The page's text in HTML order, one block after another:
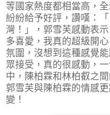
等國家熱度都相當高，
紛紛給予好評，讚嘆：
灣！」，郭雪芙感動表
多喜愛，我真的超級開
氛圍，沒想到這種感覺
眾接受，真的很感動，
中，陳柏霖和林柏叡之
郭雪芙與陳柏霖的情感
變！